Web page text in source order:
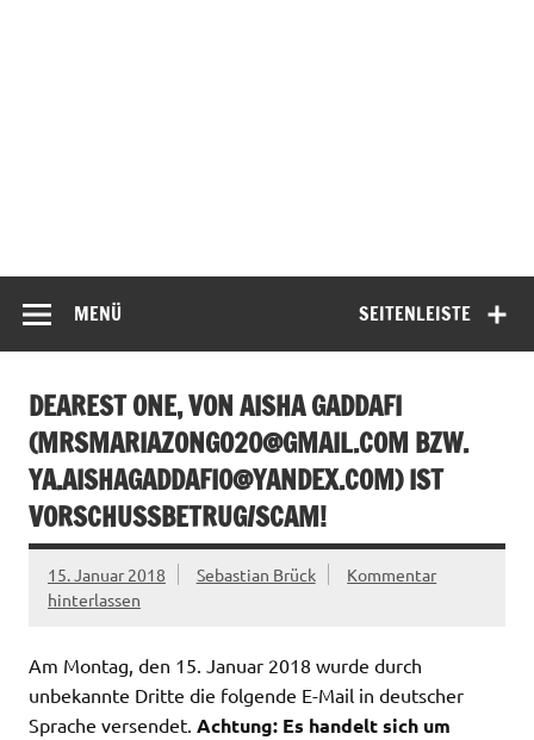
SEITENLEISTE
MENÜ
DEAREST ONE, VON AISHA GADDAFI
(MRSMARIAZONGO20@GMAIL.COM BZW.
YA.AISHAGADDAFI0@YANDEX.COM) IST
VORSCHUSSBETRUG/SCAM!
15. Januar 2018 Sebastian Brück
Kommentar
hinterlassen
Am Montag, den 15. Januar 2018 wurde durch
unbekannte Dritte die folgende E-Mail in deutscher
Sprache versendet. Achtung: Es handelt sich um